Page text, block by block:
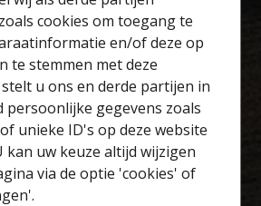
cookies om toegang te
en/of deze op
te stemmen met deze
u ons en derde partijen in
persoonlijke gegevens zoals
unieke ID's op deze website
kan uw keuze altijd wijzigen
via de optie 'cookies' of
naar de
van je huis?
Gratis schatting